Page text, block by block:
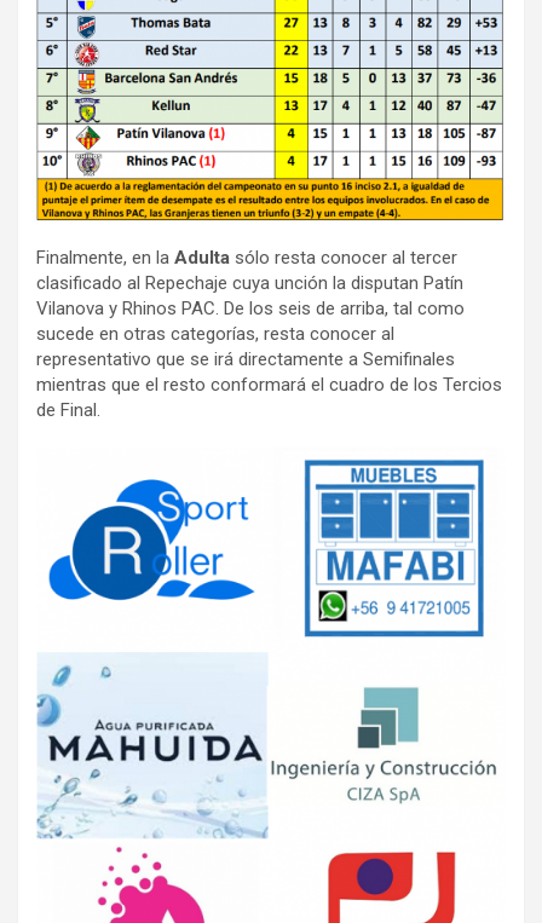
Finalmente, en la Adulta sólo resta conocer al tercer
clasificado al Repechaje cuya unción la disputan Patín
Vilanova y Rhinos PAC. De los seis de arriba, tal como
sucede en otras categorías, resta conocer al
representativo que se irá directamente a Semifinales
mientras que el resto conformará el cuadro de los Tercios
de Final.